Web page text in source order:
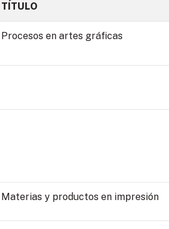
TÍTULO
Procesos en artes gráficas
Materias y productos en impresión